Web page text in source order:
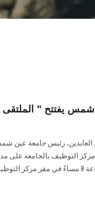
يفتتح " الملتقى
العابدين، رئيس جامعة عين
‏الساعة 2 مساءً حتى الساعة 8 مساءً في